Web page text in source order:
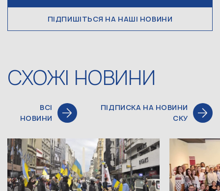
ПІДПИШІТЬСЯ НА НАШІ НОВИНИ
СХОЖІ НОВИНИ
ВСІ
НОВИНИ
ПІДПИСКА НА НОВИНИ
СКУ